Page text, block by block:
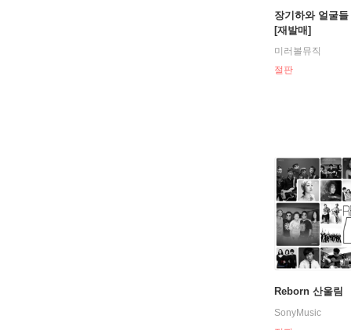
장기하와 얼굴
[재발매]
미러볼뮤직
절판
Reborn 산울림
SonyMusic